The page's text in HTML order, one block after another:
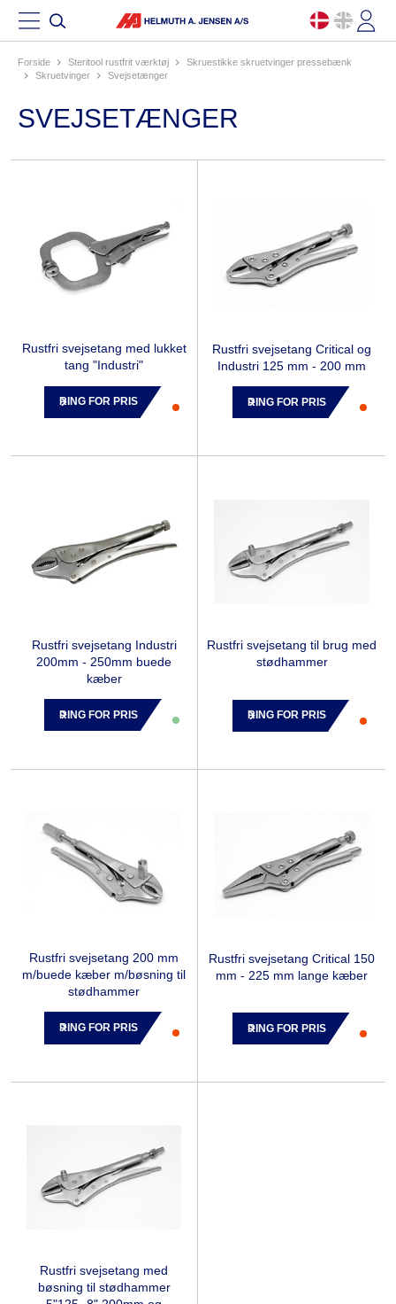
Forside steritool rustfrit værktøj
skruestikke skruetvinger pressebænk
skruetvinger
svejsetænger
SVEJSETÆNGER
Rustfri svejsetang med lukket
tang "Industri"
RING FOR PRIS
Rustfri svejsetang Critical og
Industri 125 mm - 200 mm
RING FOR PRIS
Rustfri svejsetang Industri
200mm - 250mm buede
kæber
RING FOR PRIS
Rustfri svejsetang til brug med
stødhammer
RING FOR PRIS
Rustfri svejsetang 200 mm
m/buede kæber m/bøsning til
stødhammer
RING FOR PRIS
Rustfri svejsetang Critical 150
mm - 225 mm lange kæber
RING FOR PRIS
Rustfri svejsetang med
bøsning til stødhammer